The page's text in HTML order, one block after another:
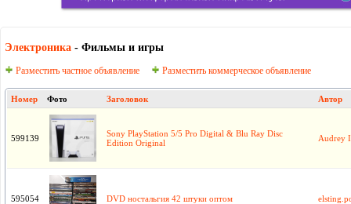
Электроника - Фильмы и игры
Разместить частное объявление Разместить коммерческое объявление
Номер Фото Заголовок Автор
599139
Sony PlayStation 5/5 Pro Digital & Blu Ray Disc
Edition Original
Audrey
595054 DVD ностальгия 42 штуки оптом